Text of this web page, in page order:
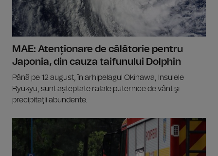
MAE: Atenționare de călătorie pentru
Japonia, din cauza taifunului Dolphin
Până pe 12 august, în arhipelagul Okinawa, Insulele
Ryukyu, sunt așteptate rafale puternice de vânt şi
precipitaţii abundente.